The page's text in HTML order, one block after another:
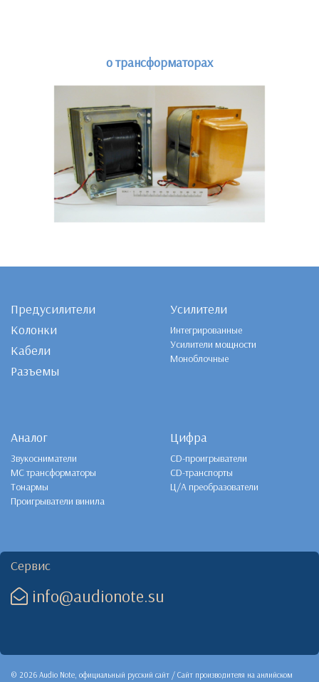
о трансформаторах
Предусилители
Колонки
Кабели
Разъемы
Усилители
Интегрированные
Усилители мощности
Моноблочные
Аналог
Звукосниматели
MC трансформаторы
Тонармы
Проигрыватели винила
Цифра
CD-проигрыватели
CD-транспорты
Ц/А преобразователи
Сервис
info@audionote.su
© 2026 Audio Note, официальный русский сайт / Сайт производителя на анлийском